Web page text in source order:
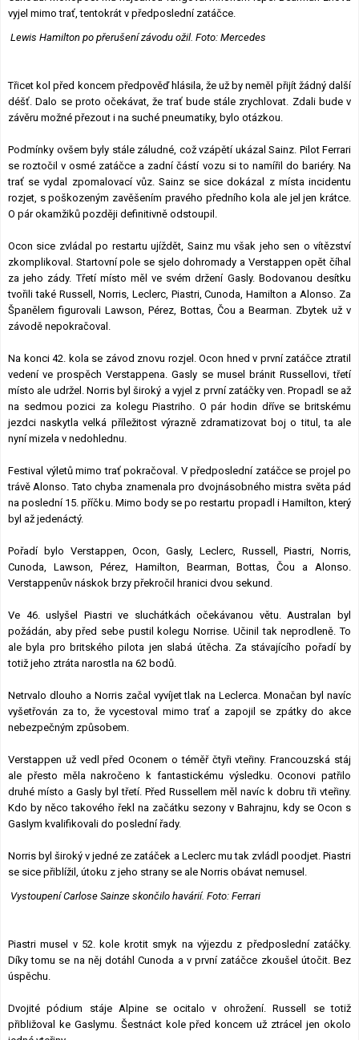
vyjel mimo trať, tentokrát v předposlední zatáčce.
Lewis Hamilton po přerušení závodu ožil. Foto: Mercedes
Třicet kol před koncem předpověď hlásila, že už by neměl přijít žádný další
déšť. Dalo se proto očekávat, že trať bude stále zrychlovat. Zdali bude v
závěru možné přezout i na suché pneumatiky, bylo otázkou.
Podmínky ovšem byly stále záludné, což vzápětí ukázal Sainz. Pilot Ferrari
se roztočil v osmé zatáčce a zadní částí vozu si to namířil do bariéry. Na
trať se vydal zpomalovací vůz. Sainz se sice dokázal z místa incidentu
rozjet, s poškozeným zavěšením pravého předního kola ale jel jen krátce.
O pár okamžiků později definitivně odstoupil.
Ocon sice zvládal po restartu ujíždět, Sainz mu však jeho sen o vítězství
zkomplikoval. Startovní pole se sjelo dohromady a Verstappen opět číhal
za jeho zády. Třetí místo měl ve svém držení Gasly. Bodovanou desítku
tvořili také Russell, Norris, Leclerc, Piastri, Cunoda, Hamilton a Alonso. Za
Španělem figurovali Lawson, Pérez, Bottas, Čou a Bearman. Zbytek už v
závodě nepokračoval.
Na konci 42. kola se závod znovu rozjel. Ocon hned v první zatáčce ztratil
vedení ve prospěch Verstappena. Gasly se musel bránit Russellovi, třetí
místo ale udržel. Norris byl široký a vyjel z první zatáčky ven. Propadl se až
na sedmou pozici za kolegu Piastriho. O pár hodin dříve se britskému
jezdci naskytla velká příležitost výrazně zdramatizovat boj o titul, ta ale
nyní mizela v nedohlednu.
Festival výletů mimo trať pokračoval. V předposlední zatáčce se projel po
trávě Alonso. Tato chyba znamenala pro dvojnásobného mistra světa pád
na poslední 15. příčku. Mimo body se po restartu propadl i Hamilton, který
byl až jedenáctý.
Pořadí bylo Verstappen, Ocon, Gasly, Leclerc, Russell, Piastri, Norris,
Cunoda, Lawson, Pérez, Hamilton, Bearman, Bottas, Čou a Alonso.
Verstappenův náskok brzy překročil hranici dvou sekund.
Ve 46. uslyšel Piastri ve sluchátkách očekávanou větu. Australan byl
požádán, aby před sebe pustil kolegu Norrise. Učinil tak neprodleně. To
ale byla pro britského pilota jen slabá útěcha. Za stávajícího pořadí by
totiž jeho ztráta narostla na 62 bodů.
Netrvalo dlouho a Norris začal vyvíjet tlak na Leclerca. Monačan byl navíc
vyšetřován za to, že vycestoval mimo trať a zapojil se zpátky do akce
nebezpečným způsobem.
Verstappen už vedl před Oconem o téměř čtyři vteřiny. Francouzská stáj
ale přesto měla nakročeno k fantastickému výsledku. Oconovi patřilo
druhé místo a Gasly byl třetí. Před Russellem měl navíc k dobru tři vteřiny.
Kdo by něco takového řekl na začátku sezony v Bahrajnu, kdy se Ocon s
Gaslym kvalifikovali do poslední řady.
Norris byl široký v jedné ze zatáček a Leclerc mu tak zvládl poodjet. Piastri
se sice přiblížil, útoku z jeho strany se ale Norris obávat nemusel.
Vystoupení Carlose Sainze skončilo havárií. Foto: Ferrari
Piastri musel v 52. kole krotit smyk na výjezdu z předposlední zatáčky.
Díky tomu se na něj dotáhl Cunoda a v první zatáčce zkoušel útočit. Bez
úspěchu.
Dvojité pódium stáje Alpine se ocitalo v ohrožení. Russell se totiž
přibližoval ke Gaslymu. Šestnáct kole před koncem už ztrácel jen okolo